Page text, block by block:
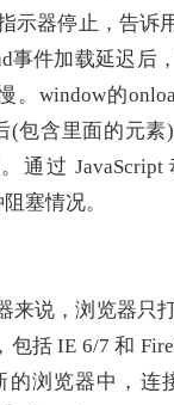
示器停止，告诉
事件加载延迟后
。window的
(包含里面的元
通过 JavaScript
塞情况。
来说，浏览器只
包括 IE 6/7 和
的浏览器中，连